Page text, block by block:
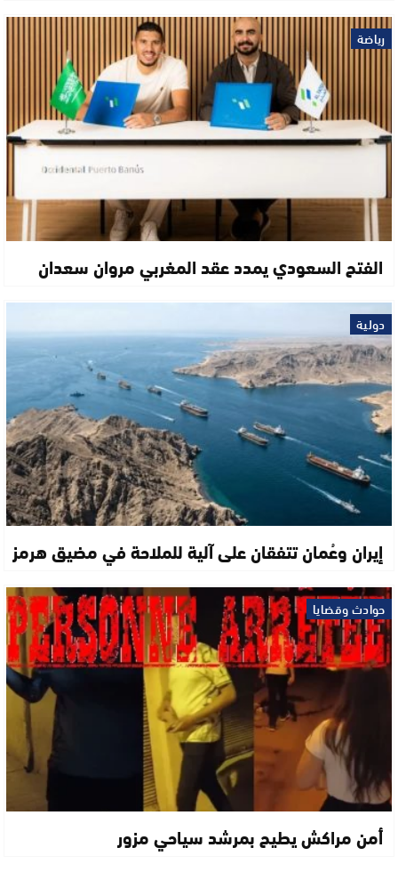
رياضة
الفتح السعودي يمدد عقد المغربي مروان سعدان
دولية
إيران وعُمان تتفقان على آلية للملاحة في مضيق هرمز
حوادث وقضايا
أمن مراكش يطيح بمرشد سياحي مزور